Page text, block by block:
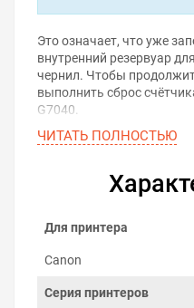
Это означает, что уже
внутренний резервуар
чернил. Чтобы
выполнить сброс
G7040.
Проблема решается с
рабочее состояние — без
Скачать
ЧИТАТЬ ПОЛНОСТЬЮ
Для принтера
Canon
Серия принтеров